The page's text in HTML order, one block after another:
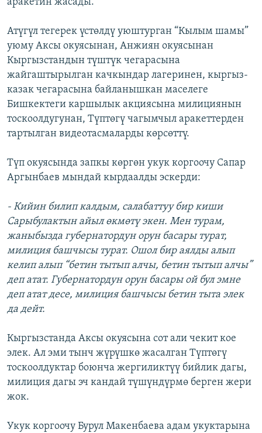
аракетин жасады.
Атүгүл тегерек үстөлдү уюштурган “Кылым шамы”
уюму Аксы окуясынан, Анжиян окуясынан
Кыргызстандын түштүк чегарасына
жайгаштырылган качкындар лагеринен, кыргыз-
казак чегарасына байланышкан маселеге
Бишкектеги каршылык акциясына милициянын
тоскоолдугунан, Түптөгү чагымчыл аракеттерден
тартылган видеотасмаларды көрсөттү.
Түп окуясында запкы көргөн укук коргоочу Сапар
Аргынбаев мындай кырдаалды эскерди:
- Кийин билип калдым, салабаттуу бир киши
Сарыбулактын айыл өкмөтү экен. Мен турам,
жаныбызда губернатордун орун басары турат,
милиция башчысы турат. Ошол бир аялды алып
келип алып “бетин тытып алчы, бетин тытып алчы”
деп атат. Губернатордун орун басары ой бул эмне
деп атат десе, милиция башчысы бетин тыта элек
да дейт.
Кыргызстанда Аксы окуясына сот али чекит кое
элек. Ал эми тынч жүрүшкө жасалган Түптөгү
тоскоолдуктар боюнча жергиликтүү бийлик дагы,
милиция дагы эч кандай түшүндүрмө берген жери
жок.
Укук коргоочу Бурул Макенбаева адам укуктарына